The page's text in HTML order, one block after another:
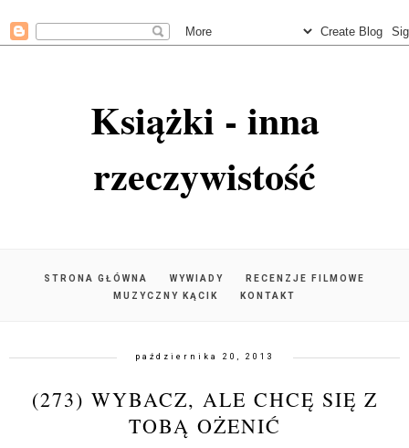
Książki - inna
rzeczywistość
STRONA GŁÓWNA WYWIADY
RECENZJE FILMOWE
MUZYCZNY KĄCIK
KONTAKT
października 20, 2013
(273) WYBACZ, ALE CHCĘ SIĘ Z
TOBĄ OŻENIĆ